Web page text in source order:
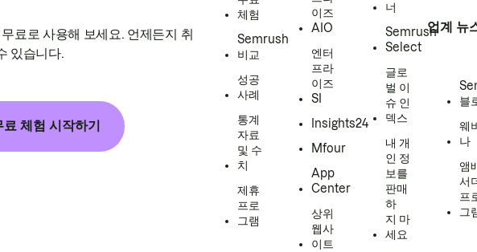
료로 사용해 보세요. 언제든지 취
있습니다.
료 체험 시작하기
체험
Semrush
비교
성공
사례
통계
자료
및 수
치
제휴
프로
그램
이즈
AIO
엔터
프라
이즈
SI
Insights24
Mfour
App
Center
상위
웹사
이트
너
Semrush
Select
글로
벌 이
슈 인
덱스
내 개
인 정
보를
판매
하
지 마
세요
업계 뉴
블
웨
나
앰
서
프
그